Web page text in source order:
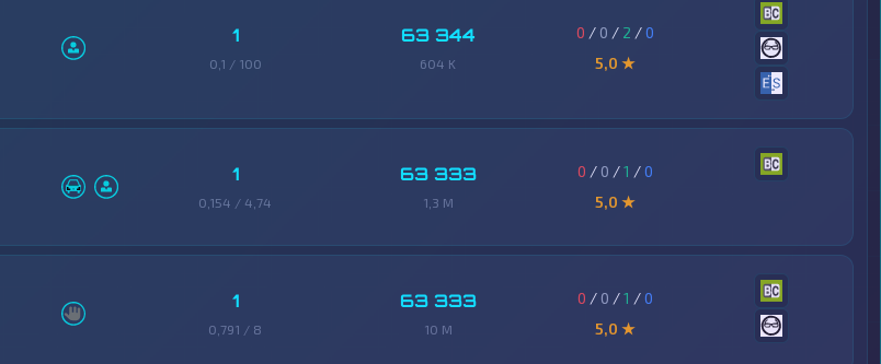
1
0,1 / 100
63 344
604 K
0 / 0 / 2 /0
5,0 ★
1
0,154 / 4,74
63 333
1,3 M
0 / 0 /1 /0
5,0 ★
1
0,791 / 8
63 333
10 M
0 / 0 /1 /0
5,0 ★